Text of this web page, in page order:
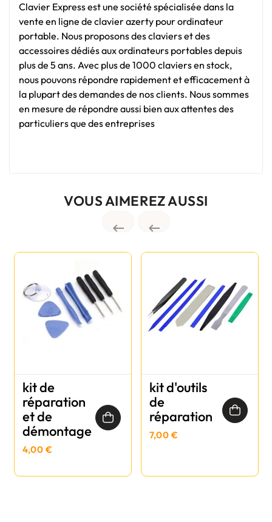
Clavier Express est une société spécialisée dans la
vente en ligne de clavier azerty pour ordinateur
portable. Nous proposons des claviers et des
accessoires dédiés aux ordinateurs portables depuis
plus de 5 ans. Avec plus de 1000 claviers en stock,
nous pouvons répondre rapidement et efficacement à
la plupart des demandes de nos clients. Nous sommes
en mesure de répondre aussi bien aux attentes des
particuliers que des entreprises
VOUS AIMEREZ AUSSI
 
kit de
réparation
et de
démontage
4,00 €
kit d'outils
de
réparation
7,00 €